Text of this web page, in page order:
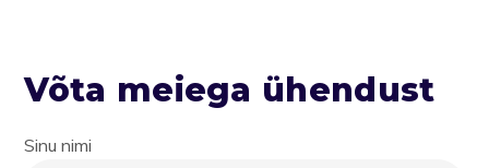
Võta meiega ühendust
Sinu nimi